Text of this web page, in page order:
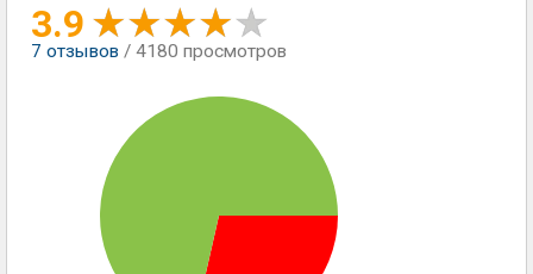
3.9
7 отзывов / 4180 просмотров